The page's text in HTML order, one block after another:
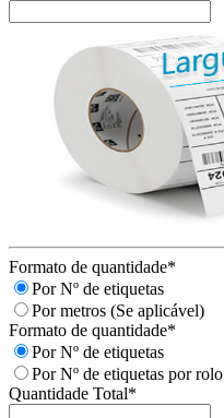
Formato de quantidade*
Por Nº de etiquetas
Por metros (Se aplicável)
Formato de quantidade*
Por Nº de etiquetas
Por Nº de etiquetas por rolo
Quantidade Total*